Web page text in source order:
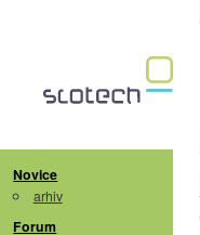
Novice
arhiv
Forum